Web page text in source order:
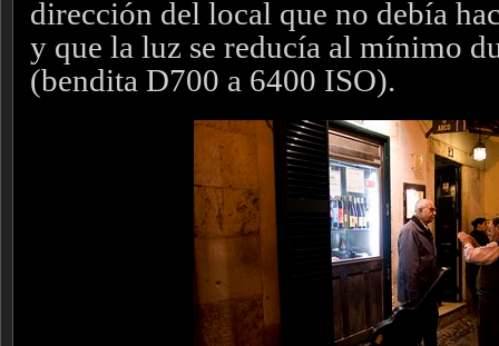
dirección del local que no debía
y que la luz se reducía al mínimo
(bendita D700 a 6400 ISO).